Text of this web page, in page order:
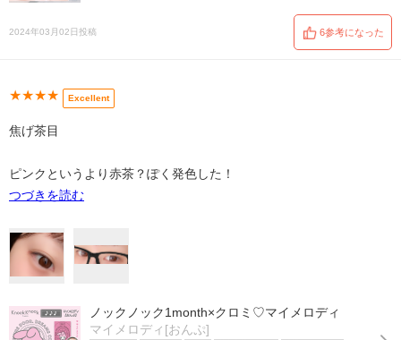
2024年03月02日投稿 6参考になった
★★★★ Excellent
焦げ茶目
ピンクというより赤茶？ぽく発色した！
つづきを読む
ノックノック1month×クロミ♡マイメロディ
マイメロディ[おんぷ]